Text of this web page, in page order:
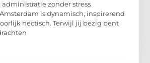
administratie zonder stress
is dynamisch, inspirerend
hectisch. Terwijl jij bezig bent